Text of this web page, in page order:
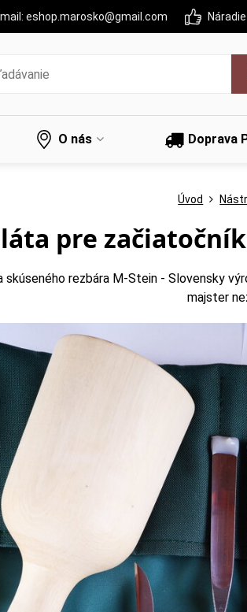
eshop.marosko@gmail.com Náradie
O nás Doprava
Úvod
pre
rezbára M-Stein - Slovensky
majster